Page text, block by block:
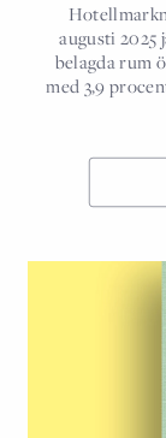
augusti 2025
belagda rum
med 3,9